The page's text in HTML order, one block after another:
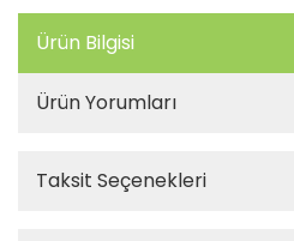
Ürün Bilgisi
Ürün Yorumları
Taksit Seçenekleri